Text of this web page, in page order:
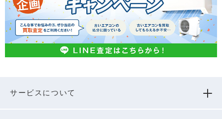
サービスについて